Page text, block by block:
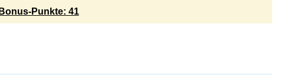
Bonus-Punkte: 41